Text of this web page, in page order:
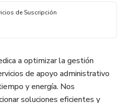
de Suscripción
a optimizar la gestión
de apoyo administrativo
y energía. Nos
soluciones eficientes y